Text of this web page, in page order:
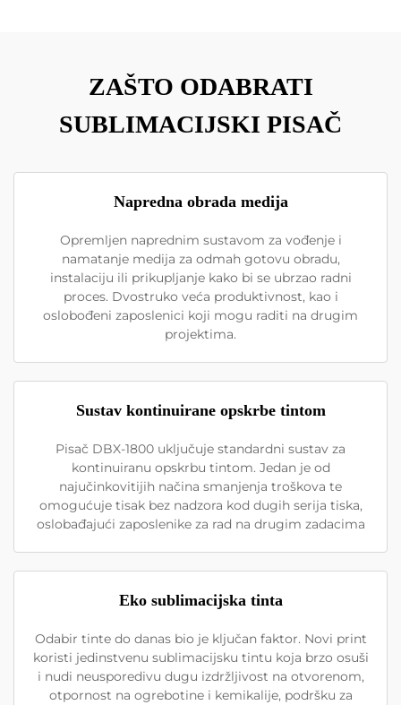
ZAŠTO ODABRATI
SUBLIMACIJSKI PISAČ
Napredna obrada medija
Opremljen naprednim sustavom za vođenje i
namatanje medija za odmah gotovu obradu,
instalaciju ili prikupljanje kako bi se ubrzao radni
proces. Dvostruko veća produktivnost, kao i
oslobođeni zaposlenici koji mogu raditi na drugim
projektima.
Sustav kontinuirane opskrbe tintom
Pisač DBX-1800 uključuje standardni sustav za
kontinuiranu opskrbu tintom. Jedan je od
najučinkovitijih načina smanjenja troškova te
omogućuje tisak bez nadzora kod dugih serija tiska,
oslobađajući zaposlenike za rad na drugim zadacima
Eko sublimacijska tinta
Odabir tinte do danas bio je ključan faktor. Novi print
koristi jedinstvenu sublimacijsku tintu koja brzo osuši
i nudi neusporedivu dugu izdržljivost na otvorenom,
otpornost na ogrebotine i kemikalije, podršku za